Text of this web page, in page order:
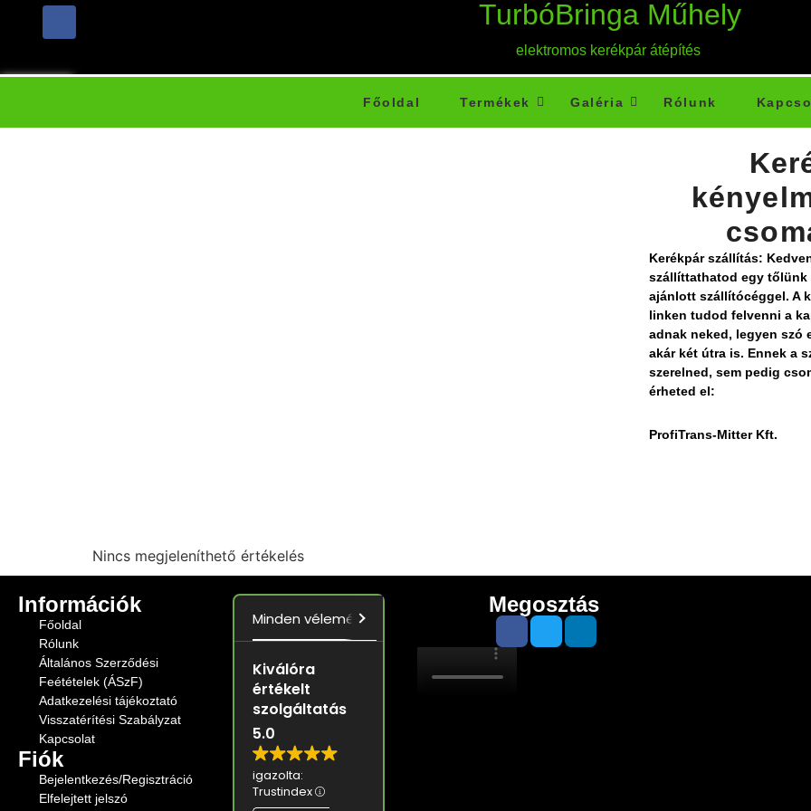
TurbóBringa Műhely
elektromos kerékpár átépítés
Főoldal Termékek Galéria Rólunk
Kerékpár szállítás:
szállíttathatod egy
ajánlott szállítócéggel. A
linken tudod felvenni a
adnak neked, legyen szó
akár két útra is. Ennek a
szerelned, sem pedig
érheted el:
ProfiTrans-Mitter Kft.
Nincs megjeleníthető értékelés
Információk
Főoldal
Rólunk
Általános Szerződési
Feétételek (ÁSzF)
Adatkezelési tájékoztató
Visszatérítési Szabályzat
Kapcsolat
Fiók
Bejelentkezés/Regisztráció
Elfelejtett jelszó
Minden vélemény 5.0 Trustindex
Kiválóra
értékelt
szolgáltatás
5.0
igazolta:
Trustindex
Megosztás